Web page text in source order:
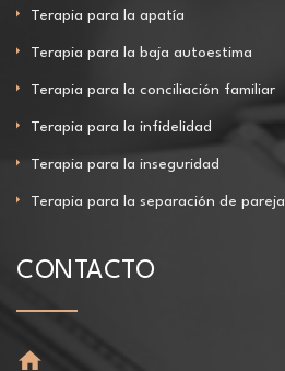
Terapia para la apatía
Terapia para la baja autoestima
Terapia para la conciliación familiar
Terapia para la infidelidad
Terapia para la inseguridad
Terapia para la separación de pareja
CONTACTO